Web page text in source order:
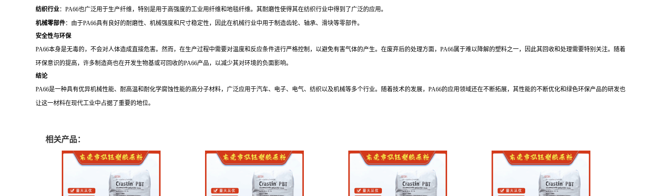
纺织行业：PA66也广泛用于生产纤维，特别是用于高强度的工业用纤维和地毯纤维。其耐磨性使得其在纺织行业中得到了广泛的应用。
机械零部件：由于PA66具有良好的耐磨性、机械强度和尺寸稳定性，因此在机械行业中用于制造齿轮、轴承、滑块等零部件。
安全性与环保
PA66本身是无毒的，不会对人体造成直接危害。然而，在生产过程中需要对温度和反应条件进行严格控制，以避免有害气体的产生。在废弃后的处理方面，PA66属于难以降解的塑料之一，因此其回收和处理需要特别关注。随着
环保意识的提高，许多制造商也在开发生物基或可回收的PA66产品，以减少其对环境的负面影响。
结论
PA66是一种具有优异机械性能、耐高温和耐化学腐蚀性能的高分子材料，广泛应用于汽车、电子、电气、纺织以及机械等多个行业。随着技术的发展，PA66的应用领域还在不断拓展，其性能的不断优化和绿色环保产品的研发也
让这一材料在现代工业中占据了重要的地位。
相关产品：